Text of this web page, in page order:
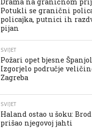
Potukli se granični
policajka, putnici ih
pijan
SVIJET
Požari opet bjesne
Izgorjelo područje
Zagreba
SVIJET
Haland ostao u šoku:
prišao njegovoj jahti